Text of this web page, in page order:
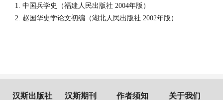
中国兵学史（福建人民出版社 2004年版）
赵国华史学论文初编（湖北人民出版社 2002年版）
汉斯出版社 汉斯期刊 作者须知 关于我们